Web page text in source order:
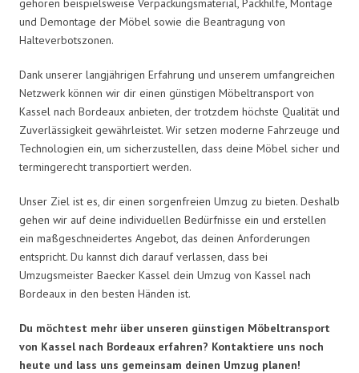
gehören beispielsweise Verpackungsmaterial, Packhilfe, Montage
und Demontage der Möbel sowie die Beantragung von
Halteverbotszonen.
Dank unserer langjährigen Erfahrung und unserem umfangreichen
Netzwerk können wir dir einen günstigen Möbeltransport von
Kassel nach Bordeaux anbieten, der trotzdem höchste Qualität und
Zuverlässigkeit gewährleistet. Wir setzen moderne Fahrzeuge und
Technologien ein, um sicherzustellen, dass deine Möbel sicher und
termingerecht transportiert werden.
Unser Ziel ist es, dir einen sorgenfreien Umzug zu bieten. Deshalb
gehen wir auf deine individuellen Bedürfnisse ein und erstellen
ein maßgeschneidertes Angebot, das deinen Anforderungen
entspricht. Du kannst dich darauf verlassen, dass bei
Umzugsmeister Baecker Kassel dein Umzug von Kassel nach
Bordeaux in den besten Händen ist.
Du möchtest mehr über unseren günstigen Möbeltransport
von Kassel nach Bordeaux erfahren? Kontaktiere uns noch
heute und lass uns gemeinsam deinen Umzug planen!